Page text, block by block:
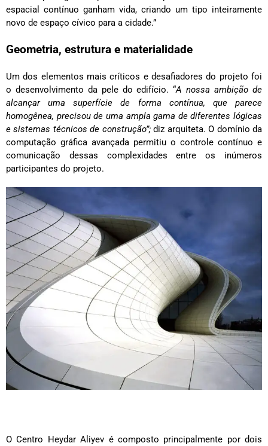
espacial contínuo ganham vida, criando um tipo inteiramente
novo de espaço cívico para a cidade.”
Geometria, estrutura e materialidade
Um dos elementos mais críticos e desafiadores do projeto foi
o desenvolvimento da pele do edifício. “A nossa ambição de
alcançar uma superfície de forma contínua, que parece
homogênea, precisou de uma ampla gama de diferentes lógicas
e sistemas técnicos de construção”;diz arquiteta. O domínio da
computação gráfica avançada permitiu o controle contínuo e
comunicação dessas complexidades entre os inúmeros
participantes do projeto.
O Centro Heydar Aliyev é composto principalmente por dois